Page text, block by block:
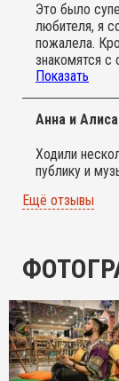
Это было
любителя, я
пожалела.
знакомятся с
духовыми
волшебный
ритмичен.
столько
конкуренции!
могут это не
дыхания» и
этих
больше
Показать
Анна и Алиса
Ходили
публику и
Ещё отзывы